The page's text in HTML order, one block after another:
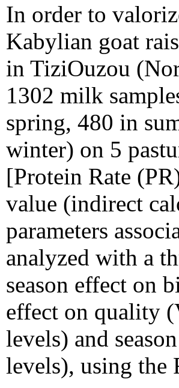
In order to
Kabylian goat
in TiziOuzou
1302 milk
spring, 480 in
winter) on 5
[Protein Rate
value (indirect
parameters
analyzed with a
season effect on
effect on quality
levels) and
levels), using the